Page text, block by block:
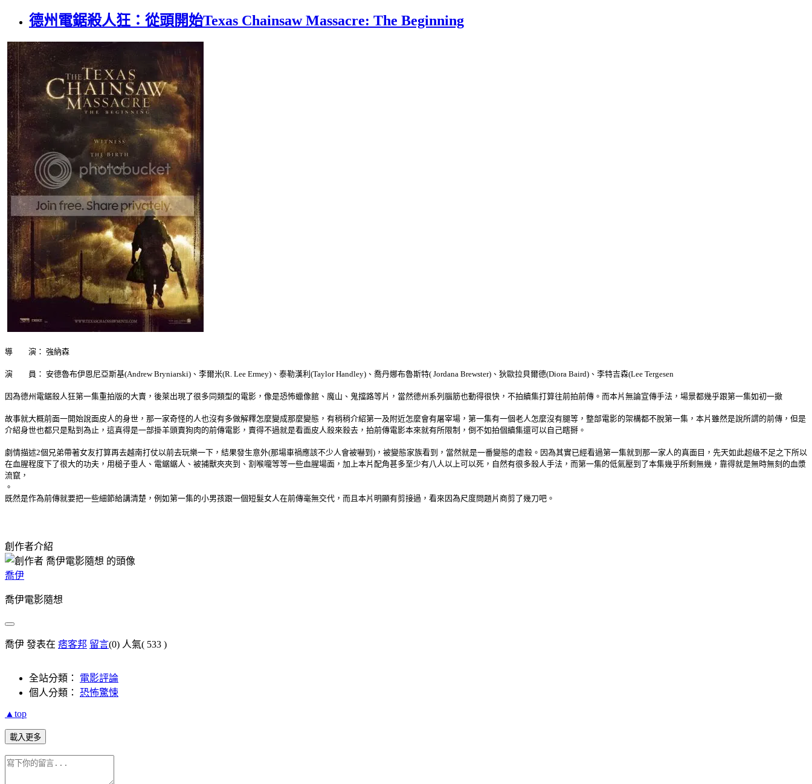
德州電鋸殺人狂：從頭開始Texas Chainsaw Massacre: The Beginning
導 演： 強納森
演 員： 安德魯布伊恩尼亞斯基(Andrew Bryniarski)、李爾米(R. Lee Ermey)、泰勒漢利(Taylor Handley)、喬丹娜布魯斯特( Jordana Brewster)、狄歐拉貝爾德(Diora Baird)、李特吉森(Lee Tergesen
因為德州電鋸殺人狂第一集重拍版的大賣，後萊出現了很多同類型的電影，像是恐怖蠟像館、魔山、鬼擋路等片，當然德州系列腦筋也動得很快，不拍續集打算往前拍前傳。而本片無論宣傳手法，場景都幾乎跟第一集如初一撤
故事就大概前面一開始說面皮人的身世，那一家奇怪的人也沒有多做解釋怎麼變成那麼變態，有稍稍介紹第一及附近怎麼會有屠宰場，第一集有一個老人怎麼沒有腿等，整部電影的架構都不脫第一集，本片雖然是說所謂的前傳，但是
介紹身世也都只是點到為止，這真得是一部掛羊頭賣狗肉的前傳電影，賣得不過就是看面皮人殺來殺去，拍前傳電影本來就有所限制，倒不如拍個續集還可以自己瞎掰。
劇情描述2個兄弟帶著女友打算再去越南打仗以前去玩樂一下，結果發生意外(那場車禍應該不少人會被嚇到)，被變態家族看到，當然就是一番變態的虐殺。因為其實已經看過第一集就到那一家人的真面目，先天如此超級不足之下所以
在血腥程度下了很大的功夫，用槌子垂人、電鋸鋸人、被捕獸夾夾到、割喉嚨等等一些血腥場面，加上本片配角甚多至少有八人以上可以死，自然有很多殺人手法，而第一集的低氣壓到了本集幾乎所剩無幾，靠得就是無時無刻的血漿
流竄，
。
既然是作為前傳就要把一些細節給講清楚，例如第一集的小男孩跟一個短髮女人在前傳毫無交代，而且本片明顯有剪接過，看來因為尺度問題片商剪了幾刀吧。
創作者介紹
喬伊
喬伊電影隨想
喬伊 發表在 痞客邦 留言(0) 人氣( 533 )
全站分類： 電影評論
個人分類： 恐怖驚悚
▲top
載入更多